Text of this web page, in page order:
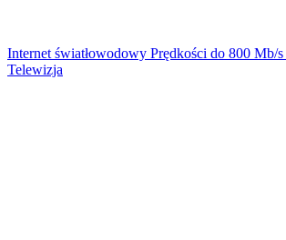
Internet światłowodowy Prędkości do 800 Mb/s
Telewizja